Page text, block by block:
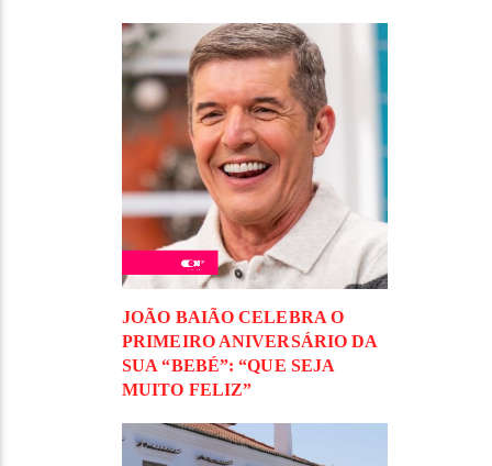
JOÃO BAIÃO CELEBRA O
PRIMEIRO ANIVERSÁRIO DA
SUA “BEBÉ”: “QUE SEJA
MUITO FELIZ”